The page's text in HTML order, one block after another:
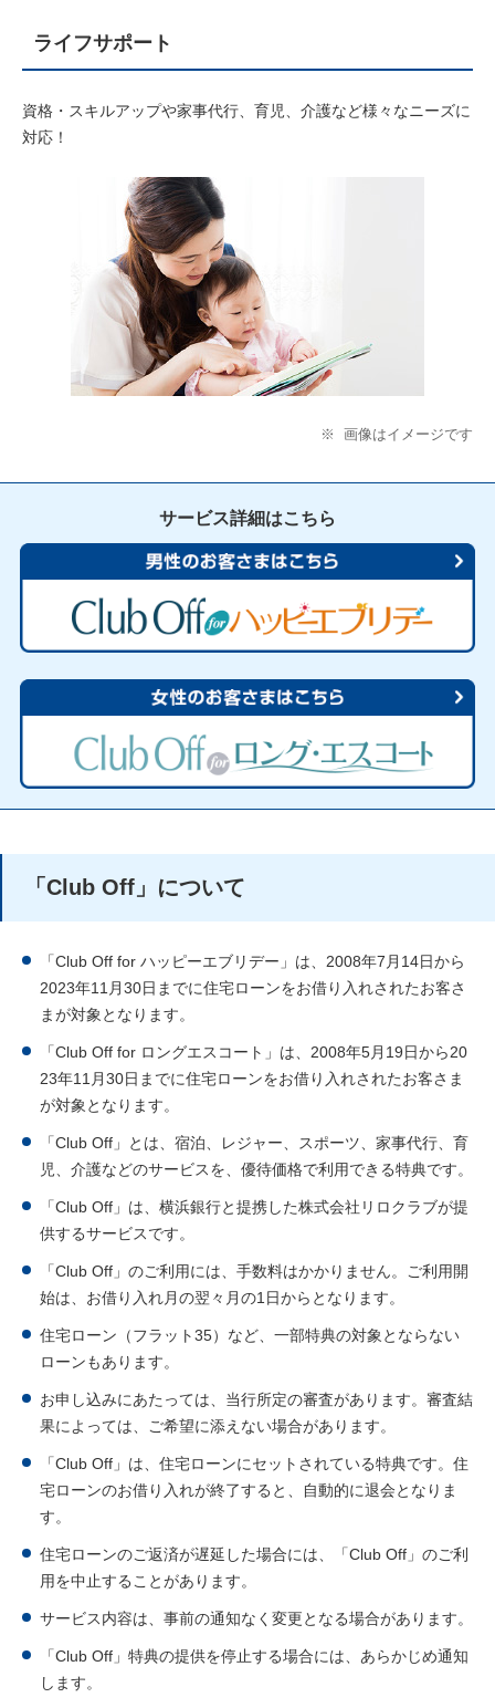
ライフサポート
資格・スキルアップや家事代行、育児、介護など様々なニーズに
対応！
※ 画像はイメージです
サービス詳細はこちら
「Club Off」について
「Club Off for ハッピーエブリデー」は、2008年7月14日から
2023年11月30日までに住宅ローンをお借り入れされたお客さ
まが対象となります。
「Club Off for ロングエスコート」は、2008年5月19日から20
23年11月30日までに住宅ローンをお借り入れされたお客さま
が対象となります。
「Club Off」とは、宿泊、レジャー、スポーツ、家事代行、育
児、介護などのサービスを、優待価格で利用できる特典です。
「Club Off」は、横浜銀行と提携した株式会社リロクラブが提
供するサービスです。
「Club Off」のご利用には、手数料はかかりません。ご利用開
始は、お借り入れ月の翌々月の1日からとなります。
住宅ローン（フラット35）など、一部特典の対象とならない
ローンもあります。
お申し込みにあたっては、当行所定の審査があります。審査結
果によっては、ご希望に添えない場合があります。
「Club Off」は、住宅ローンにセットされている特典です。住
宅ローンのお借り入れが終了すると、自動的に退会となりま
す。
住宅ローンのご返済が遅延した場合には、「Club Off」のご利
用を中止することがあります。
サービス内容は、事前の通知なく変更となる場合があります。
「Club Off」特典の提供を停止する場合には、あらかじめ通知
します。